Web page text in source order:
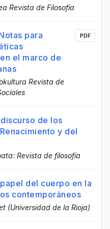
Revista de Filosofía
para
el marco de
Revista de
PDF
de los
y del
Revista de filosofía
del cuerpo en la
contemporáneos
(Universidad de la Rioja)